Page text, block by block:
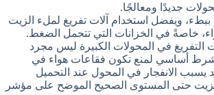
جديدًا ومعالجًا.
ببطء، ويفضل استخدام آلات تفريغ لملء الزيت
خاصةً في الخزانات التي تتحمل الضغط.
التفريغ في المحولات الكبيرة ليس مجرد
أساسي لمنع تكون فقاعات هواء في
يسبب الانفجار في المحول عند التحميل
حتى المستوى الصحيح الموضح على مؤشر